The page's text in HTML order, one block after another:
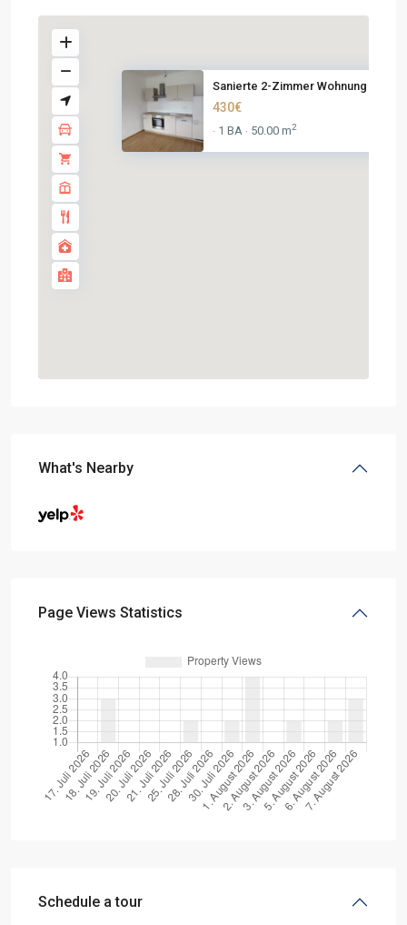
Sanierte 2-Zimmer Wohnung mit ...
430€
· 1 BA · 50.00 m2
What's Nearby
Page Views Statistics
Schedule a tour